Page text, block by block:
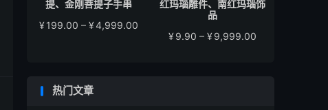
提、金刚菩提子手串
¥199.00 – ¥4,999.00
红玛瑙雕件、南红玛瑙饰
品
¥9.90 – ¥9,999.00
热门文章